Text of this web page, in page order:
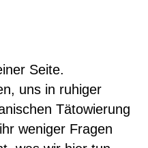
Seite.
uns in ruhiger
Tätowierung
weniger Fragen